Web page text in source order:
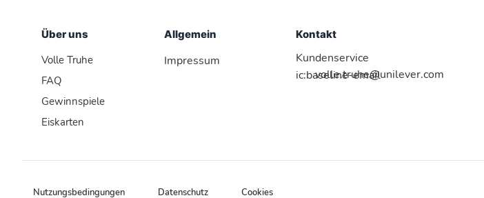
Über uns
Volle Truhe
FAQ
Gewinnspiele
Eiskarten
Allgemein
Impressum
Kontakt
Kundenservice
ic:baseline-email
volle.truhe@unilever.com
Nutzungsbedingungen Datenschutz Cookies